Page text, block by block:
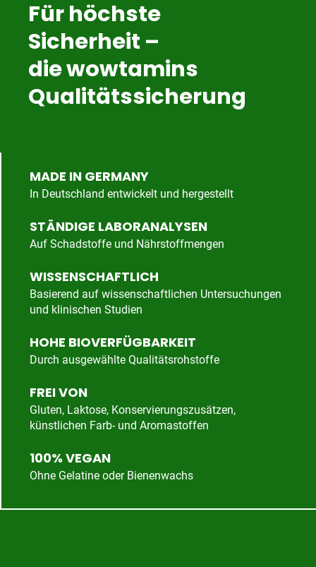
Für höchste
Sicherheit –
die wowtamins
Qualitätssicherung
MADE IN GERMANY
In Deutschland entwickelt und hergestellt
STÄNDIGE LABORANALYSEN
Auf Schadstoffe und Nährstoffmengen
WISSENSCHAFTLICH
Basierend auf wissenschaftlichen Untersuchungen
und klinischen Studien
HOHE BIOVERFÜGBARKEIT
Durch ausgewählte Qualitätsrohstoffe
FREI VON
Gluten, Laktose, Konservierungszusätzen,
künstlichen Farb- und Aromastoffen
100% VEGAN
Ohne Gelatine oder Bienenwachs